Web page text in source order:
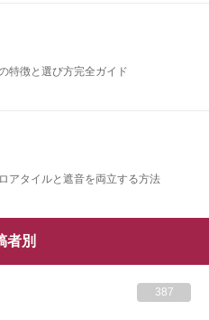
特徴と選び方完全ガイド
アタイルと遮音を両立する方法
者別
387